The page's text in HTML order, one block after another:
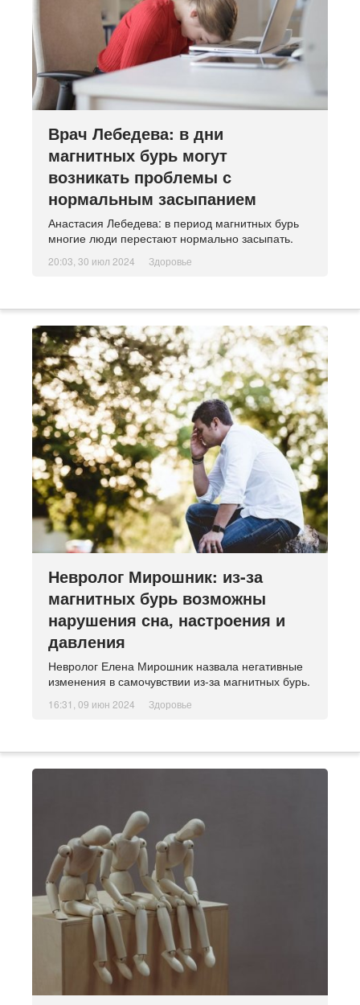
Врач Лебедева: в дни
магнитных бурь могут
возникать проблемы с
нормальным засыпанием
Анастасия Лебедева: в период магнитных бурь
многие люди перестают нормально засыпать.
20:03, 30 июл 2024 Здоровье
Невролог Мирошник: из-за
магнитных бурь возможны
нарушения сна, настроения и
давления
Невролог Елена Мирошник назвала негативные
изменения в самочувствии из-за магнитных бурь.
16:31, 09 июн 2024 Здоровье